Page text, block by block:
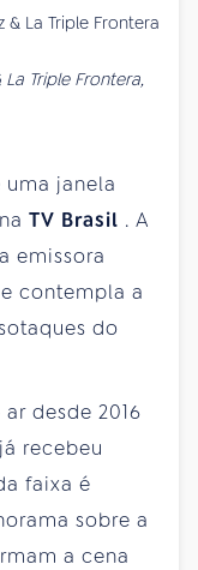
Triple Frontera,
uma janela
TV Brasil . A
emissora
contempla a
do
desde 2016
recebeu
faixa é
sobre a
a cena